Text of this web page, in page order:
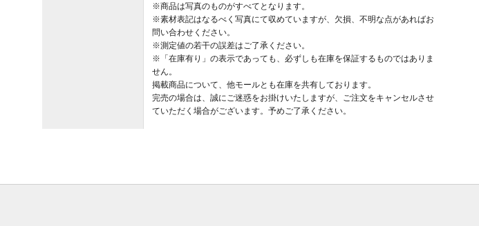
※商品は写真のものがすべてとなります。
※素材表記はなるべく写真にて収めていますが、欠損、不明な点があればお
問い合わせください。
※測定値の若干の誤差はご了承ください。
※「在庫有り」の表示であっても、必ずしも在庫を保証するものではありま
せん。
掲載商品について、他モールとも在庫を共有しております。
完売の場合は、誠にご迷惑をお掛けいたしますが、ご注文をキャンセルさせ
ていただく場合がございます。予めご了承ください。